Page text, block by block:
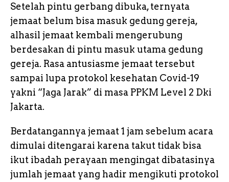
Setelah pintu gerbang dibuka, ternyata
jemaat belum bisa masuk gedung gereja,
alhasil jemaat kembali mengerubung
berdesakan di pintu masuk utama gedung
gereja. Rasa antusiasme jemaat tersebut
sampai lupa protokol kesehatan Covid-19
yakni “Jaga Jarak” di masa PPKM Level 2 Dki
Jakarta.
Berdatangannya jemaat 1 jam sebelum acara
dimulai ditengarai karena takut tidak bisa
ikut ibadah perayaan mengingat dibatasinya
jumlah jemaat yang hadir mengikuti protokol